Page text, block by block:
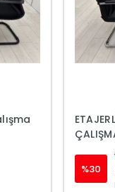
%30